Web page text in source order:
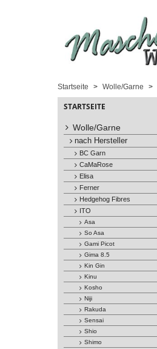
Startseite Wolle/Garne
STARTSEITE
Wolle/Garne
nach Hersteller
BC Garn
CaMaRose
Elisa
Ferner
Hedgehog Fibres
ITO
Asa
So Asa
Gami Picot
Gima 8.5
Kin Gin
Kinu
Kosho
Niji
Rakuda
Sensai
Shio
Shimo